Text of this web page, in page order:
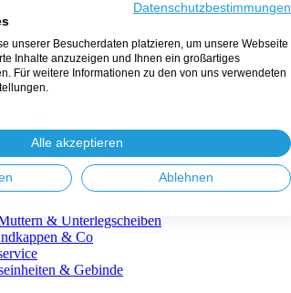
Speicherpakete
& Unterlegscheiben
& Co
& Gebinde
Datenschutzbestimmungen
unserer Besucherdaten platzieren, um unsere Webseite
Inhalte anzuzeigen und Ihnen ein großartiges
Für weitere Informationen zu den von uns verwendeten
Alle akzeptieren
Ablehnen